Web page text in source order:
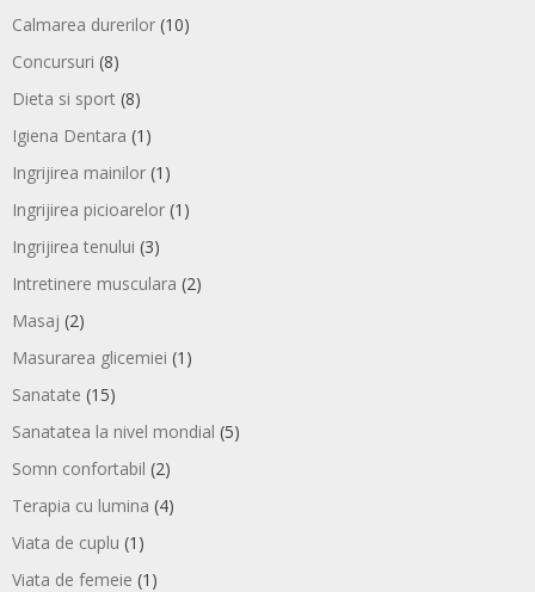
Calmarea durerilor (10)
Concursuri (8)
Dieta si sport (8)
Igiena Dentara (1)
Ingrijirea mainilor (1)
Ingrijirea picioarelor (1)
Ingrijirea tenului (3)
Intretinere musculara (2)
Masaj (2)
Masurarea glicemiei (1)
Sanatate (15)
Sanatatea la nivel mondial (5)
Somn confortabil (2)
Terapia cu lumina (4)
Viata de cuplu (1)
Viata de femeie (1)